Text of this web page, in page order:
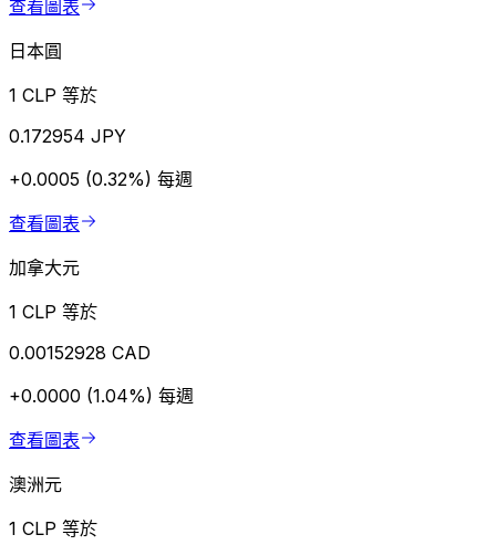
查看圖表
日本圓
1 CLP 等於
0.172954 JPY
+0.0005 (0.32%) 每週
查看圖表
加拿大元
1 CLP 等於
0.00152928 CAD
+0.0000 (1.04%) 每週
查看圖表
澳洲元
1 CLP 等於